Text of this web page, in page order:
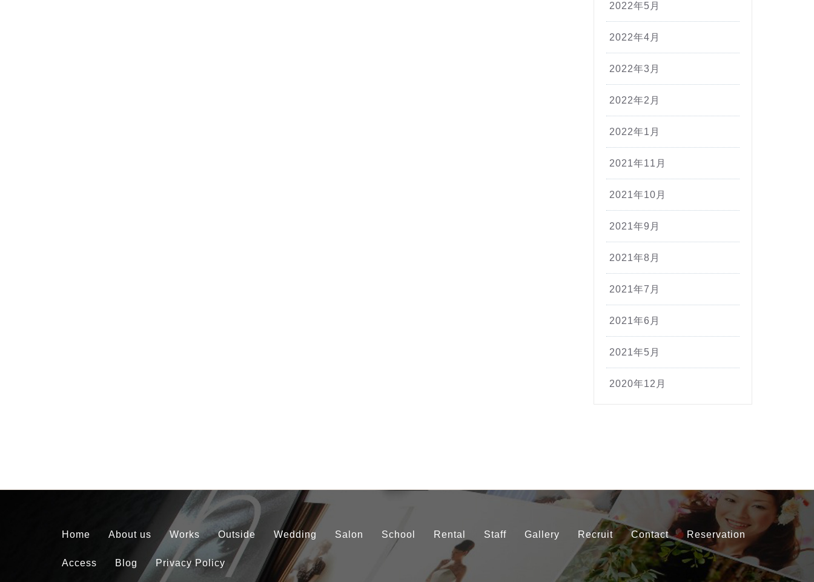
2022年5月
2022年4月
2022年3月
2022年2月
2022年1月
2021年11月
2021年10月
2021年9月
2021年8月
2021年7月
2021年6月
2021年5月
2020年12月
Home About us Works Outside Wedding Salon School Rental Staff Gallery Recruit Contact Reservation
Access Blog Privacy Policy